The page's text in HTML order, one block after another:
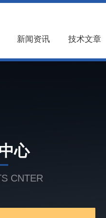
新闻资讯 技术文章
心
CNTER